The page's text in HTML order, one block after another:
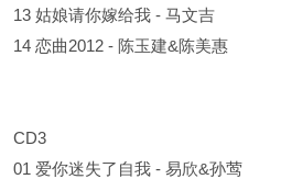
13 姑娘请你嫁给我 - 马文吉
14 恋曲2012 - 陈玉建&陈美惠
CD3
01 爱你迷失了自我 - 易欣&孙莺